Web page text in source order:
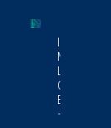
Informe
Mercado
Locales
En
– 4T 2025